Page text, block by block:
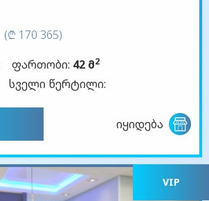
(₾ 170 365)
ფართობი: 42 მ2
სველი წერტილი:
იყიდება
VIP